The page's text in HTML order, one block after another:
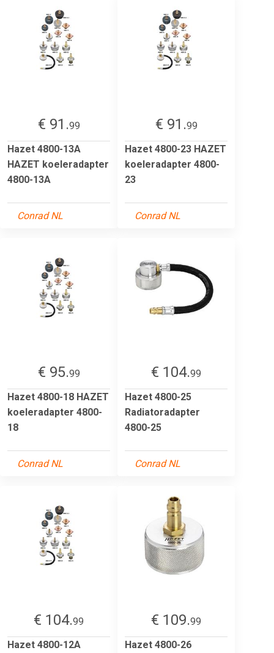
€ 91.99
Hazet 4800-13A
HAZET koeleradapter
4800-13A
Conrad NL
€ 91.99
Hazet 4800-23 HAZET
koeleradapter 4800-
23
Conrad NL
€ 95.99
Hazet 4800-18 HAZET
koeleradapter 4800-
18
Conrad NL
€ 104.99
Hazet 4800-25
Radiatoradapter
4800-25
Conrad NL
€ 104.99
Hazet 4800-12A
€ 109.99
Hazet 4800-26